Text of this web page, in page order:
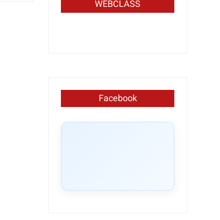
WEBCLASS
Facebook